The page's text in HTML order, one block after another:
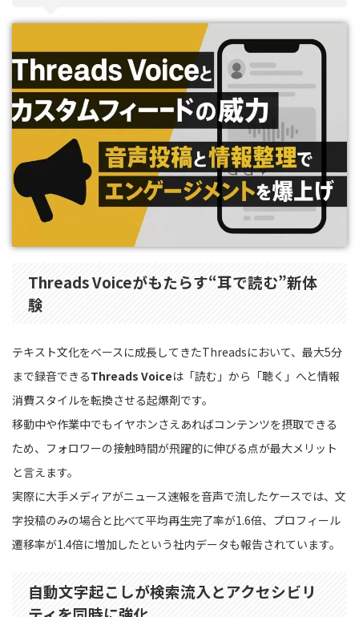
Threads Voiceがもたらす“耳で読む”新体
験
テキスト文化をベースに成長してきたThreadsにおいて、最大5分
まで録音できるThreads Voiceは「読む」から「聴く」へと情報
消費スタイルを転換させる起爆剤です。
移動中や作業中でもイヤホンさえあればコンテンツを摂取できる
ため、フォロワーの接触時間が飛躍的に伸びる点が最大メリット
と言えます。
実際に大手メディアがニュース速報を音声で流したケースでは、文
字投稿のみの場合と比べて平均再生完了率が1.6倍、プロフィール
遷移率が1.4倍に増加したという社内データも報告されています。
自動文字起こしが検索流入とアクセシビリ